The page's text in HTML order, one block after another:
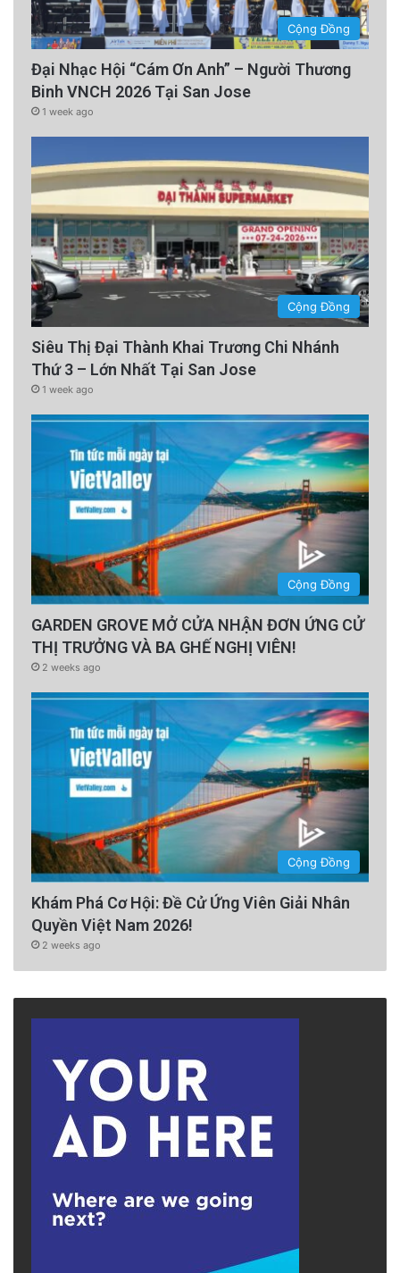
Cộng Đồng
Đại Nhạc Hội “Cám Ơn Anh” – Người Thương
Binh VNCH 2026 Tại San Jose
1 week ago
Cộng Đồng
Siêu Thị Đại Thành Khai Trương Chi Nhánh
Thứ 3 – Lớn Nhất Tại San Jose
1 week ago
Cộng Đồng
GARDEN GROVE MỞ CỬA NHẬN ĐƠN ỨNG CỬ
THỊ TRƯỞNG VÀ BA GHẾ NGHỊ VIÊN!
2 weeks ago
Cộng Đồng
Khám Phá Cơ Hội: Đề Cử Ứng Viên Giải Nhân
Quyền Việt Nam 2026!
2 weeks ago